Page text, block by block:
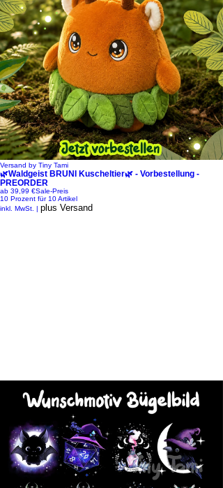
Versand by Tiny Tami
🌿Waldgeist BRUNI Kuscheltier🌿 - Vorbestellung -
PREORDER
ab 39,99 €Sale-Preis
10 Prozent für 10 Artikel
inkl. MwSt. | plus Versand